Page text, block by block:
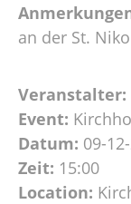
an der St.
Veranstalter:
Event:
Datum: 09-
Zeit: 15:00
Location: